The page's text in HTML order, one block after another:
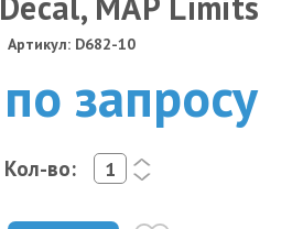
Артикул: D682-10
по запросу
Кол-во:
<
>